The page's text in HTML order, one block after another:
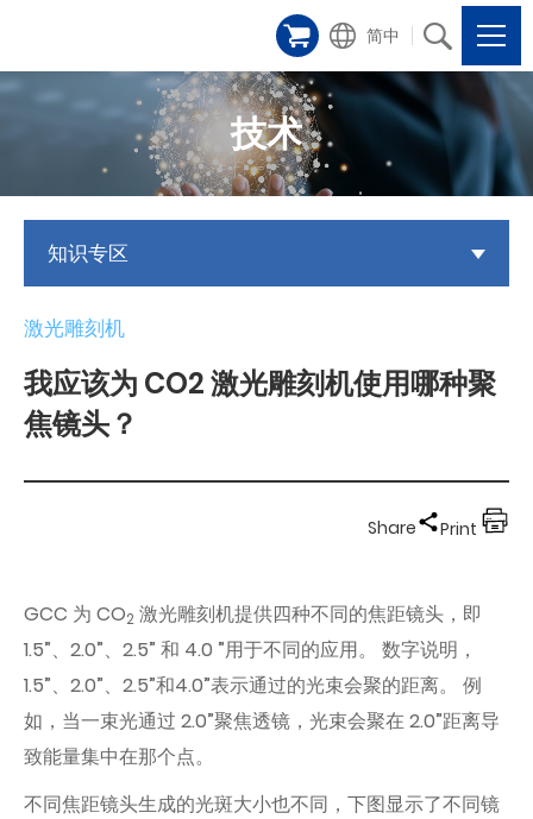
简中
技术
知识专区
激光雕刻机
我应该为 CO2 激光雕刻机使用哪种聚
焦镜头？
Share Print
GCC 为 CO2 激光雕刻机提供四种不同的焦距镜头，即
1.5”、2.0”、2.5” 和 4.0 ”用于不同的应用。 数字说明，
1.5”、2.0”、2.5”和4.0”表示通过的光束会聚的距离。 例
如，当一束光通过 2.0”聚焦透镜，光束会聚在 2.0”距离导
致能量集中在那个点。
不同焦距镜头生成的光斑大小也不同，下图显示了不同镜